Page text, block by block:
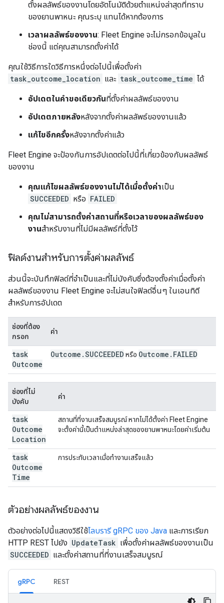
ตั้งผลลัพธ์ของงานโดยอัตโนมัติด้วยตำแหน่งล่าสุดที่ทราบ
ของยานพาหนะ คุณระบุ แทนได้หากต้องการ
เวลาผลลัพธ์ของงาน: Fleet Engine จะไม่กรอกข้อมูลใน
ช่องนี้ แต่คุณสามารถตั้งค่าได้
คุณใช้วิธีการใดวิธีการหนึ่งต่อไปนี้เพื่อตั้งค่า
task_outcome_location และ task_outcome_time ได้
อัปเดตในคำขอเดียวกันที่ตั้งค่าผลลัพธ์ของงาน
อัปเดตภายหลังหลังจากตั้งค่าผลลัพธ์ของงานแล้ว
แก้ไขอีกครั้งหลังจากตั้งค่าแล้ว
Fleet Engine จะป้องกันการอัปเดตต่อไปนี้ที่เกี่ยวข้องกับผลลัพธ์
ของงาน
คุณแก้ไขผลลัพธ์ของงานไม่ได้เมื่อตั้งค่าเป็น
SUCCEEDED หรือ FAILED
คุณไม่สามารถตั้งค่าสถานที่หรือเวลาของผลลัพธ์ของ
งานสำหรับงานที่ไม่มีผลลัพธ์ที่ตั้งไว้
ฟิลด์งานสำหรับการตั้งค่าผลลัพธ์
ส่วนนี้จะบันทึกฟิลด์ที่จำเป็นและที่ไม่บังคับซึ่งต้องตั้งค่าเมื่อตั้งค่า
ผลลัพธ์ของงาน Fleet Engine จะไม่สนใจฟิลด์อื่นๆ ในเอนทิตี
สำหรับการอัปเดต
ช่องที่ต้อง
กรอก
ค่า
task
Outcome
Outcome .SUCCEEDED หรือ Outcome . FAILED
ช่องที่ไม่
บังคับ
ค่า
task
Outcome
Location
สถานที่ที่งานเสร็จสมบูรณ์ หากไม่ได้ตั้งค่า Fleet Engine
จะตั้งค่านี้เป็นตำแหน่งล่าสุดของยานพาหนะโดยค่าเริ่มต้น
task
Outcome
Time
การประทับเวลาเมื่อทำงานเสร็จแล้ว
ตัวอย่างผลลัพธ์ของงาน
ตัวอย่างต่อไปนี้แสดงวิธีใช้ไลบรารี gRPC ของ Java และการเรียก
HTTP REST ไปยัง UpdateTask เพื่อตั้งค่าผลลัพธ์ของงานเป็น
SUCCEEDED และตั้งค่าสถานที่ที่งานเสร็จสมบูรณ์
gRPC REST